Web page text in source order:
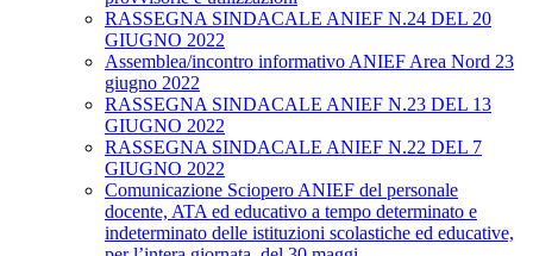
RASSEGNA SINDACALE ANIEF N.24 DEL 20
GIUGNO 2022
Assemblea/incontro informativo ANIEF Area Nord 23
giugno 2022
RASSEGNA SINDACALE ANIEF N.23 DEL 13
GIUGNO 2022
RASSEGNA SINDACALE ANIEF N.22 DEL 7
GIUGNO 2022
Comunicazione Sciopero ANIEF del personale
docente, ATA ed educativo a tempo determinato e
indeterminato delle istituzioni scolastiche ed educative,